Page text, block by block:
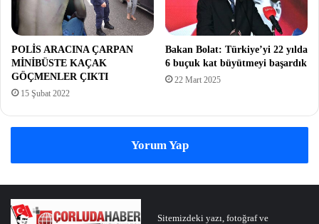
POLİS ARACINA ÇARPAN
MİNİBÜSTE KAÇAK
GÖÇMENLER ÇIKTI
15 Şubat 2022
Bakan Bolat: Türkiye’yi 22 yılda
6 buçuk kat büyütmeyi başardık
22 Mart 2025
Yorum Yap
Sitemizdeki yazı, fotoğraf ve